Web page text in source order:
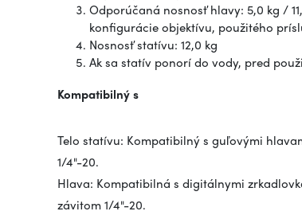
Odporúčaná nosnosť hlavy: 5,0 kg /
konfigurácie objektívu, použitého
Nosnosť statívu: 12,0 kg
Ak sa statív ponorí do vody, pred
Kompatibilný s
Telo statívu: Kompatibilný s guľovými
1/4"-20.
Hlava: Kompatibilná s digitálnymi
závitom 1/4"-20.